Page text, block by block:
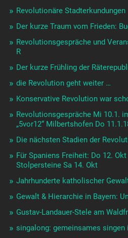
Revolutionäre Stadterkundungen
Der kurze Traum vom Frieden:
Revolutionsgespräche und
R
Der kurze Frühling der
die Revolution geht weiter …
Konservative Revolution war
Revolutionsgespräche Mi 10.1.
„5vor12“ Milbertshofen Do
Die nächsten Stadien der
Für Spaniens Freiheit: Do 12.
Stolpersteine Sa 14. Okt
Jahrhunderte katholischer
Gewalt & Hierarchie in Bayern:
Gustav-Landauer-Stele am
singalong: gemeinsames